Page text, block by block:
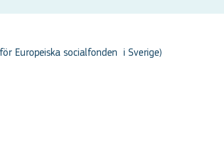
Europeiska socialfonden i Sverige)